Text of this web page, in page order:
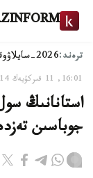
ترەند:2026-سايلاۋ
16:01, 11 قىركۇيەك 2014
استانانىڭ
جوباسىن